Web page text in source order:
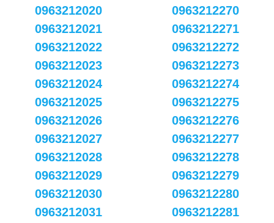
0963212020
0963212021
0963212022
0963212023
0963212024
0963212025
0963212026
0963212027
0963212028
0963212029
0963212030
0963212031
0963212270
0963212271
0963212272
0963212273
0963212274
0963212275
0963212276
0963212277
0963212278
0963212279
0963212280
0963212281